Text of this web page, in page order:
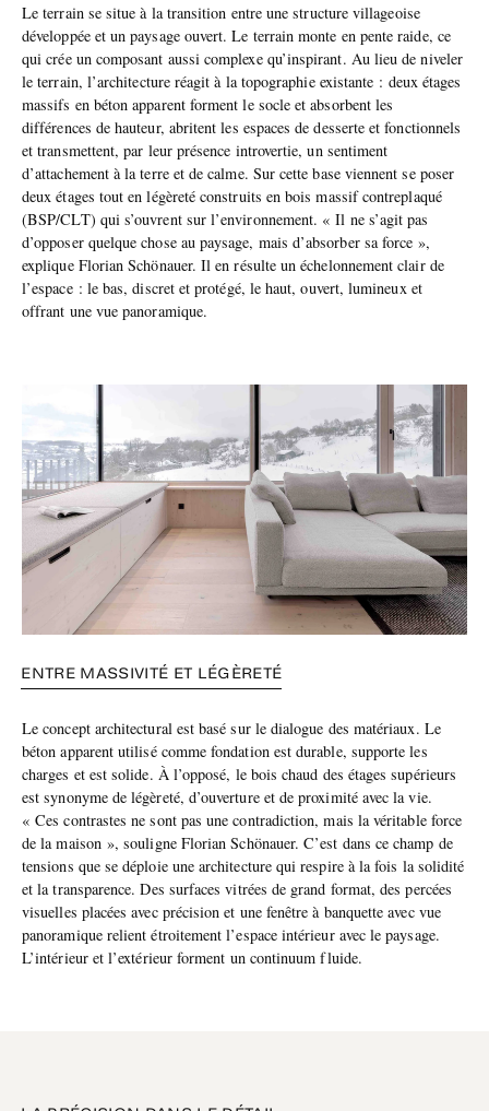
Le terrain se situe à la transition entre une structure villageoise
développée et un paysage ouvert. Le terrain monte en pente raide, ce
qui crée un composant aussi complexe qu’inspirant. Au lieu de niveler
le terrain, l’architecture réagit à la topographie existante : deux étages
massifs en béton apparent forment le socle et absorbent les
différences de hauteur, abritent les espaces de desserte et fonctionnels
et transmettent, par leur présence introvertie, un sentiment
d’attachement à la terre et de calme. Sur cette base viennent se poser
deux étages tout en légèreté construits en bois massif contreplaqué
(BSP/CLT) qui s’ouvrent sur l’environnement. « Il ne s’agit pas
d’opposer quelque chose au paysage, mais d’absorber sa force »,
explique Florian Schönauer. Il en résulte un échelonnement clair de
l’espace : le bas, discret et protégé, le haut, ouvert, lumineux et
offrant une vue panoramique.
ENTRE MASSIVITÉ ET LÉGÈRETÉ
Le concept architectural est basé sur le dialogue des matériaux. Le
béton apparent utilisé comme fondation est durable, supporte les
charges et est solide. À l’opposé, le bois chaud des étages supérieurs
est synonyme de légèreté, d’ouverture et de proximité avec la vie.
« Ces contrastes ne sont pas une contradiction, mais la véritable force
de la maison », souligne Florian Schönauer. C’est dans ce champ de
tensions que se déploie une architecture qui respire à la fois la solidité
et la transparence. Des surfaces vitrées de grand format, des percées
visuelles placées avec précision et une fenêtre à banquette avec vue
panoramique relient étroitement l’espace intérieur avec le paysage.
L’intérieur et l’extérieur forment un continuum fluide.